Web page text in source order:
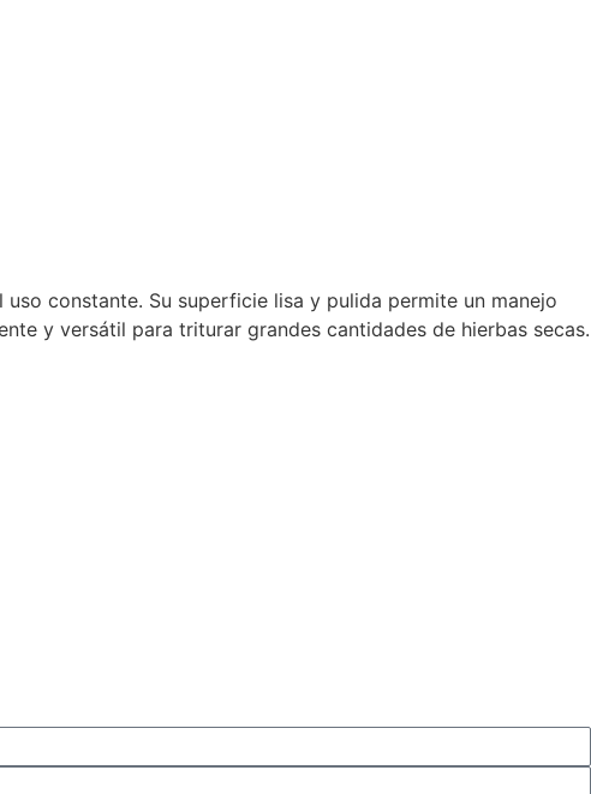
constante. Su superficie lisa y pulida permite un manejo
y versátil para triturar grandes cantidades de hierbas secas.